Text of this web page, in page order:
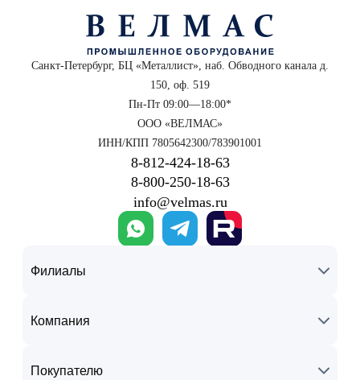
Санкт-Петербург, БЦ «Металлист», наб. Обводного канала д.
150, оф. 519
Пн-Пт 09:00—18:00*
ООО «ВЕЛМАС»
ИНН/КПП 7805642300/783901001
8‑812‑424‑18‑63
8‑800‑250‑18‑63
info@velmas.ru
Филиалы
Компания
Покупателю